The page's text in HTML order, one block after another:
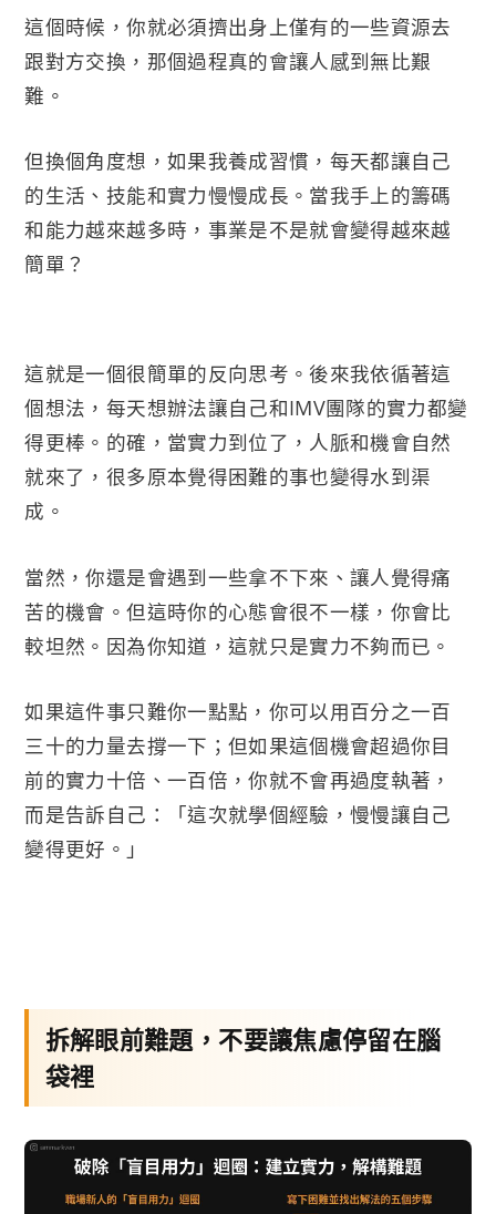
這個時候，你就必須擠出身上僅有的一些資源去
跟對方交換，那個過程真的會讓人感到無比艱
難。
但換個角度想，如果我養成習慣，每天都讓自己
的生活、技能和實力慢慢成長。當我手上的籌碼
和能力越來越多時，事業是不是就會變得越來越
簡單？
這就是一個很簡單的反向思考。後來我依循著這
個想法，每天想辦法讓自己和IMV團隊的實力都變
得更棒。的確，當實力到位了，人脈和機會自然
就來了，很多原本覺得困難的事也變得水到渠
成。
當然，你還是會遇到一些拿不下來、讓人覺得痛
苦的機會。但這時你的心態會很不一樣，你會比
較坦然。因為你知道，這就只是實力不夠而已。
如果這件事只難你一點點，你可以用百分之一百
三十的力量去撐一下；但如果這個機會超過你目
前的實力十倍、一百倍，你就不會再過度執著，
而是告訴自己：「這次就學個經驗，慢慢讓自己
變得更好。」
拆解眼前難題，不要讓焦慮停留在腦
袋裡